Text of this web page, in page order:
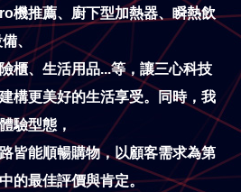
機推薦、 廚下型加熱器、瞬熱飲
、
櫃、生活用品...等， 讓三心科技
構更美好的生活享受。同時，我
驗型態，
皆能順暢購物，以顧客需求為第
的最佳評價與肯定。